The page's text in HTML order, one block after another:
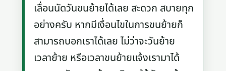
เลื่อนนัดวันขนย้ายได้เลย สะดวก สบายทุก
อย่างครับ หากมีเงื่อนไขในการขนย้ายก็
สามารถบอกเราได้เลย ไม่ว่าจะวันย้าย
เวลาย้าย หรือเวลาขนย้ายแจ้งเรามาได้